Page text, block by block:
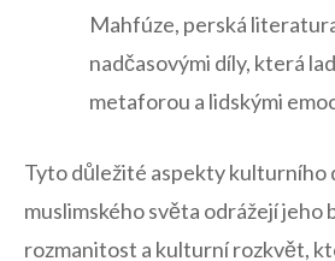
‍Mahfúze, perská
nadčasovými díly, která
metaforou a lidskými
Tyto‍ důležité aspekty⁣ kulturního
muslimského světa odrážejí jeho
rozmanitost a kulturní rozkvět,